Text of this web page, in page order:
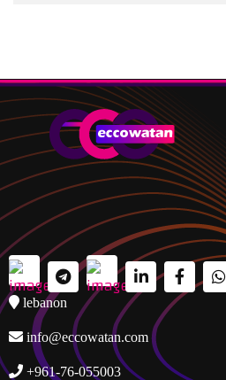
lebanon
info@eccowatan.com
+961-76-055003